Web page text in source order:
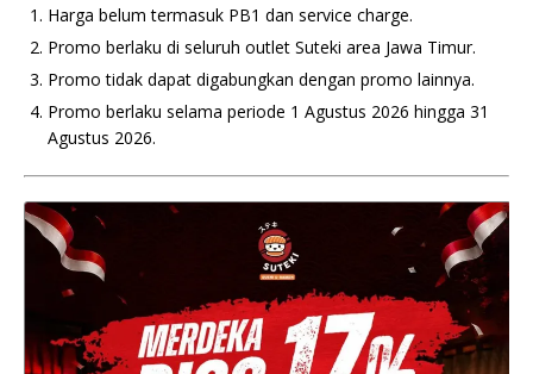
Harga belum termasuk PB1 dan service charge.
Promo berlaku di seluruh outlet Suteki area Jawa Timur.
Promo tidak dapat digabungkan dengan promo lainnya.
Promo berlaku selama periode 1 Agustus 2026 hingga 31
Agustus 2026.